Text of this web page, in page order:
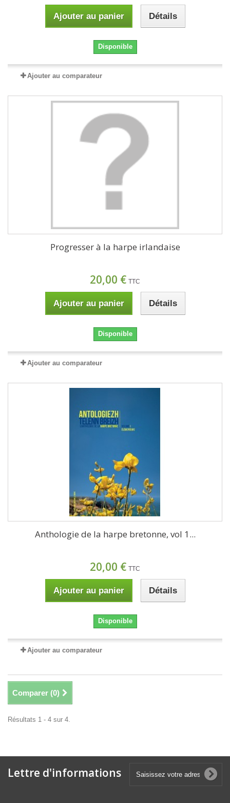
Ajouter au panier Détails
Disponible
Ajouter au comparateur
Progresser à la harpe irlandaise
20,00 € TTC
Ajouter au panier Détails
Disponible
Ajouter au comparateur
Anthologie de la harpe bretonne, vol 1...
20,00 € TTC
Ajouter au panier Détails
Disponible
Ajouter au comparateur
Comparer (0)
Résultats 1 - 4 sur 4.
Lettre d'informations